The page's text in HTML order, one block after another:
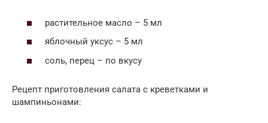
растительное масло – 5 мл
яблочный уксус – 5 мл
соль, перец – по вкусу
Рецепт приготовления салата с креветками и
шампиньонами: